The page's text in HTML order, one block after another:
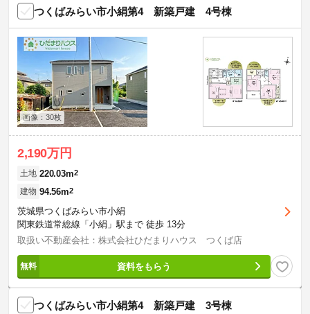
つくばみらい市小絹第4 新築戸建 4号棟
画像：30枚
2,190万円
土地 220.03m2
建物 94.56m2
茨城県つくばみらい市小絹
関東鉄道常総線「小絹」駅まで 徒歩 13分
取扱い不動産会社：株式会社ひだまりハウス つくば店
資料をもらう
つくばみらい市小絹第4 新築戸建 3号棟